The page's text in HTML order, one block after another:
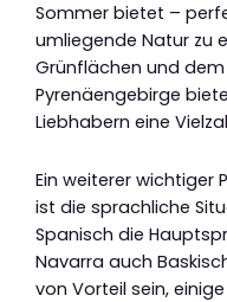
Sommer bietet –
umliegende Natur zu
Grünflächen und
Pyrenäengebirge
Liebhabern eine
Ein weiterer wichtiger
ist die sprachliche
Spanisch die
Navarra auch
von Vorteil sein,